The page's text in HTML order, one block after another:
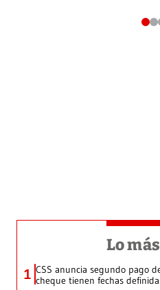
Lo
1 CSS anuncia segundo pago
cheque tienen fechas